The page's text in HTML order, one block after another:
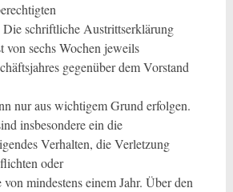
schriftliche Austrittserklärung
von sechs Wochen jeweils
gegenüber dem Vorstand
nur aus wichtigem Grund erfolgen.
insbesondere ein die
Verhalten, die Verletzung
oder
mindestens einem Jahr. Über den